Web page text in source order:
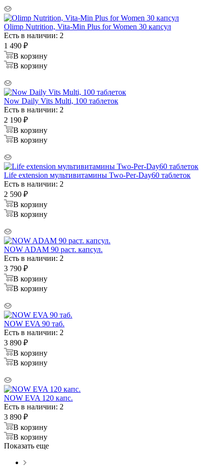
Olimp Nutrition, Vita-Min Plus for Women 30 капсул
Есть в наличии: 2
1 490 ₽
В корзину
В корзину
Now Daily Vits Multi, 100 таблеток
Есть в наличии: 2
2 190 ₽
В корзину
В корзину
Life extension мультивитамины Two-Per-Day60 таблеток
Есть в наличии: 2
2 590 ₽
В корзину
В корзину
NOW ADAM 90 раст. капсул.
Есть в наличии: 2
3 790 ₽
В корзину
В корзину
NOW EVA 90 таб.
Есть в наличии: 2
3 890 ₽
В корзину
В корзину
NOW EVA 120 капс.
Есть в наличии: 2
3 890 ₽
В корзину
В корзину
Показать еще